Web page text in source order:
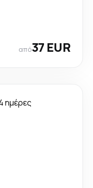
από37 EUR
ημέρες